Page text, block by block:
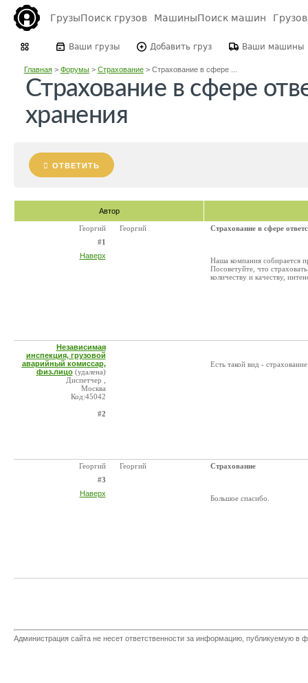
ГрузыПоиск грузов МашиныПоиск машин
Ваши грузы Добавить груз Ваши машины
Главная> Форумы> Страхование> Страхование в сфере ...
Страхование в сфере
хранения
ОТВЕТИТЬ
Автор
Георгий
#1
Наверх
Георгий Страхование в сфере
Наша компания собирается
Посоветуйте, что
количеству и качеству,
Независимая
инспекция, грузовой
аварийный комиссар,
физ.лицо (удалена)
Диспетчер ,
Москва
Код:45042
#2
Есть такой вид -
Георгий
#3
Наверх
Георгий Страхование
Большое спасибо.
Администрация сайта не несет ответственности за информацию, публикуемую